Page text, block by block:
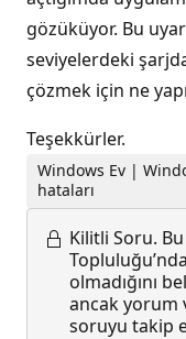
gözüküyor. Bu
seviyelerdeki
çözmek için ne
Teşekkürler.
Windows Ev |
hataları
Kilitli Soru.
olmadığını
ancak yorum
soruyu takip